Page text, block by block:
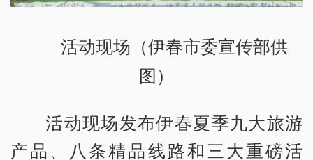
活动现场（伊春市委宣传部供
图）
活动现场发布伊春夏季九大旅游
产品、八条精品线路和三大重磅活